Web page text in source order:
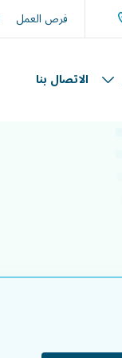
فرص العمل
الاتصال بنا